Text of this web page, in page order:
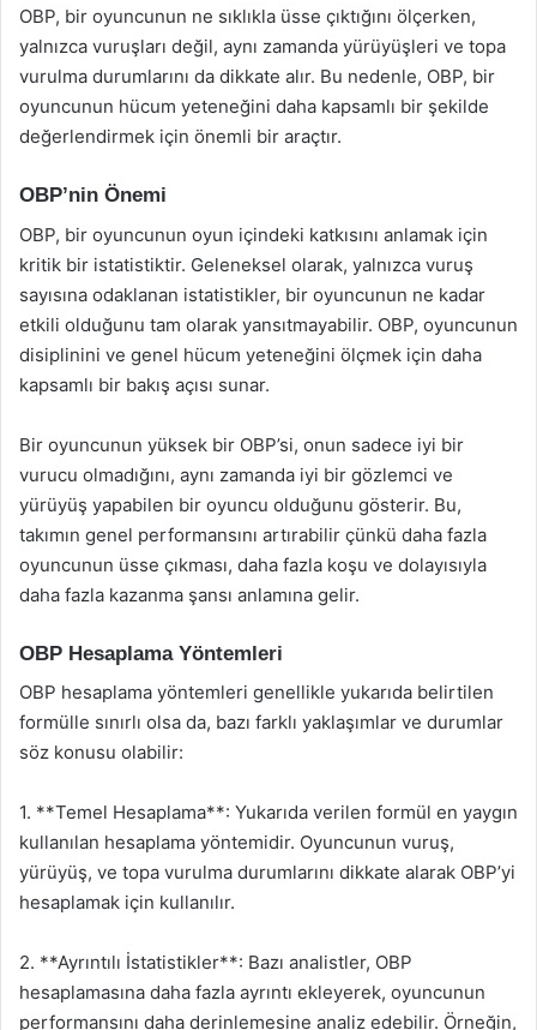
OBP, bir oyuncunun ne sıklıkla üsse çıktığını ölçerken,
yalnızca vuruşları değil, aynı zamanda yürüyüşleri ve topa
vurulma durumlarını da dikkate alır. Bu nedenle, OBP, bir
oyuncunun hücum yeteneğini daha kapsamlı bir şekilde
değerlendirmek için önemli bir araçtır.
OBP’nin Önemi
OBP, bir oyuncunun oyun içindeki katkısını anlamak için
kritik bir istatistiktir. Geleneksel olarak, yalnızca vuruş
sayısına odaklanan istatistikler, bir oyuncunun ne kadar
etkili olduğunu tam olarak yansıtmayabilir. OBP, oyuncunun
disiplinini ve genel hücum yeteneğini ölçmek için daha
kapsamlı bir bakış açısı sunar.
Bir oyuncunun yüksek bir OBP’si, onun sadece iyi bir
vurucu olmadığını, aynı zamanda iyi bir gözlemci ve
yürüyüş yapabilen bir oyuncu olduğunu gösterir. Bu,
takımın genel performansını artırabilir çünkü daha fazla
oyuncunun üsse çıkması, daha fazla koşu ve dolayısıyla
daha fazla kazanma şansı anlamına gelir.
OBP Hesaplama Yöntemleri
OBP hesaplama yöntemleri genellikle yukarıda belirtilen
formülle sınırlı olsa da, bazı farklı yaklaşımlar ve durumlar
söz konusu olabilir:
1. **Temel Hesaplama**: Yukarıda verilen formül en yaygın
kullanılan hesaplama yöntemidir. Oyuncunun vuruş,
yürüyüş, ve topa vurulma durumlarını dikkate alarak OBP’yi
hesaplamak için kullanılır.
2. **Ayrıntılı İstatistikler**: Bazı analistler, OBP
hesaplamasına daha fazla ayrıntı ekleyerek, oyuncunun
performansını daha derinlemesine analiz edebilir. Örneğin,